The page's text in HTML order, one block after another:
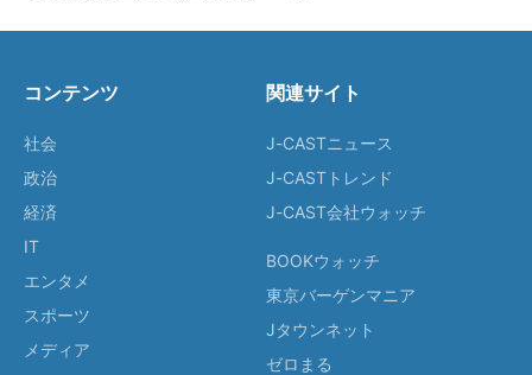
コンテンツ
社会
政治
経済
IT
エンタメ
スポーツ
メディア
関連サイト
J-CASTニュース
J-CASTトレンド
J-CAST会社ウォッチ
BOOKウォッチ
東京バーゲンマニア
Jタウンネット
ゼロまる